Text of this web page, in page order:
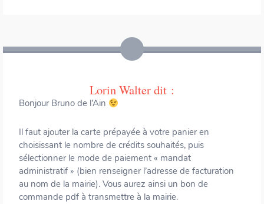
Lorin Walterdit :
Bonjour Bruno de l’Ain
Il faut ajouter la carte prépayée à votre panier en
choisissant le nombre de crédits souhaités, puis
sélectionner le mode de paiement « mandat
administratif » (bien renseigner l’adresse de facturation
au nom de la mairie). Vous aurez ainsi un bon de
commande pdf à transmettre à la mairie.